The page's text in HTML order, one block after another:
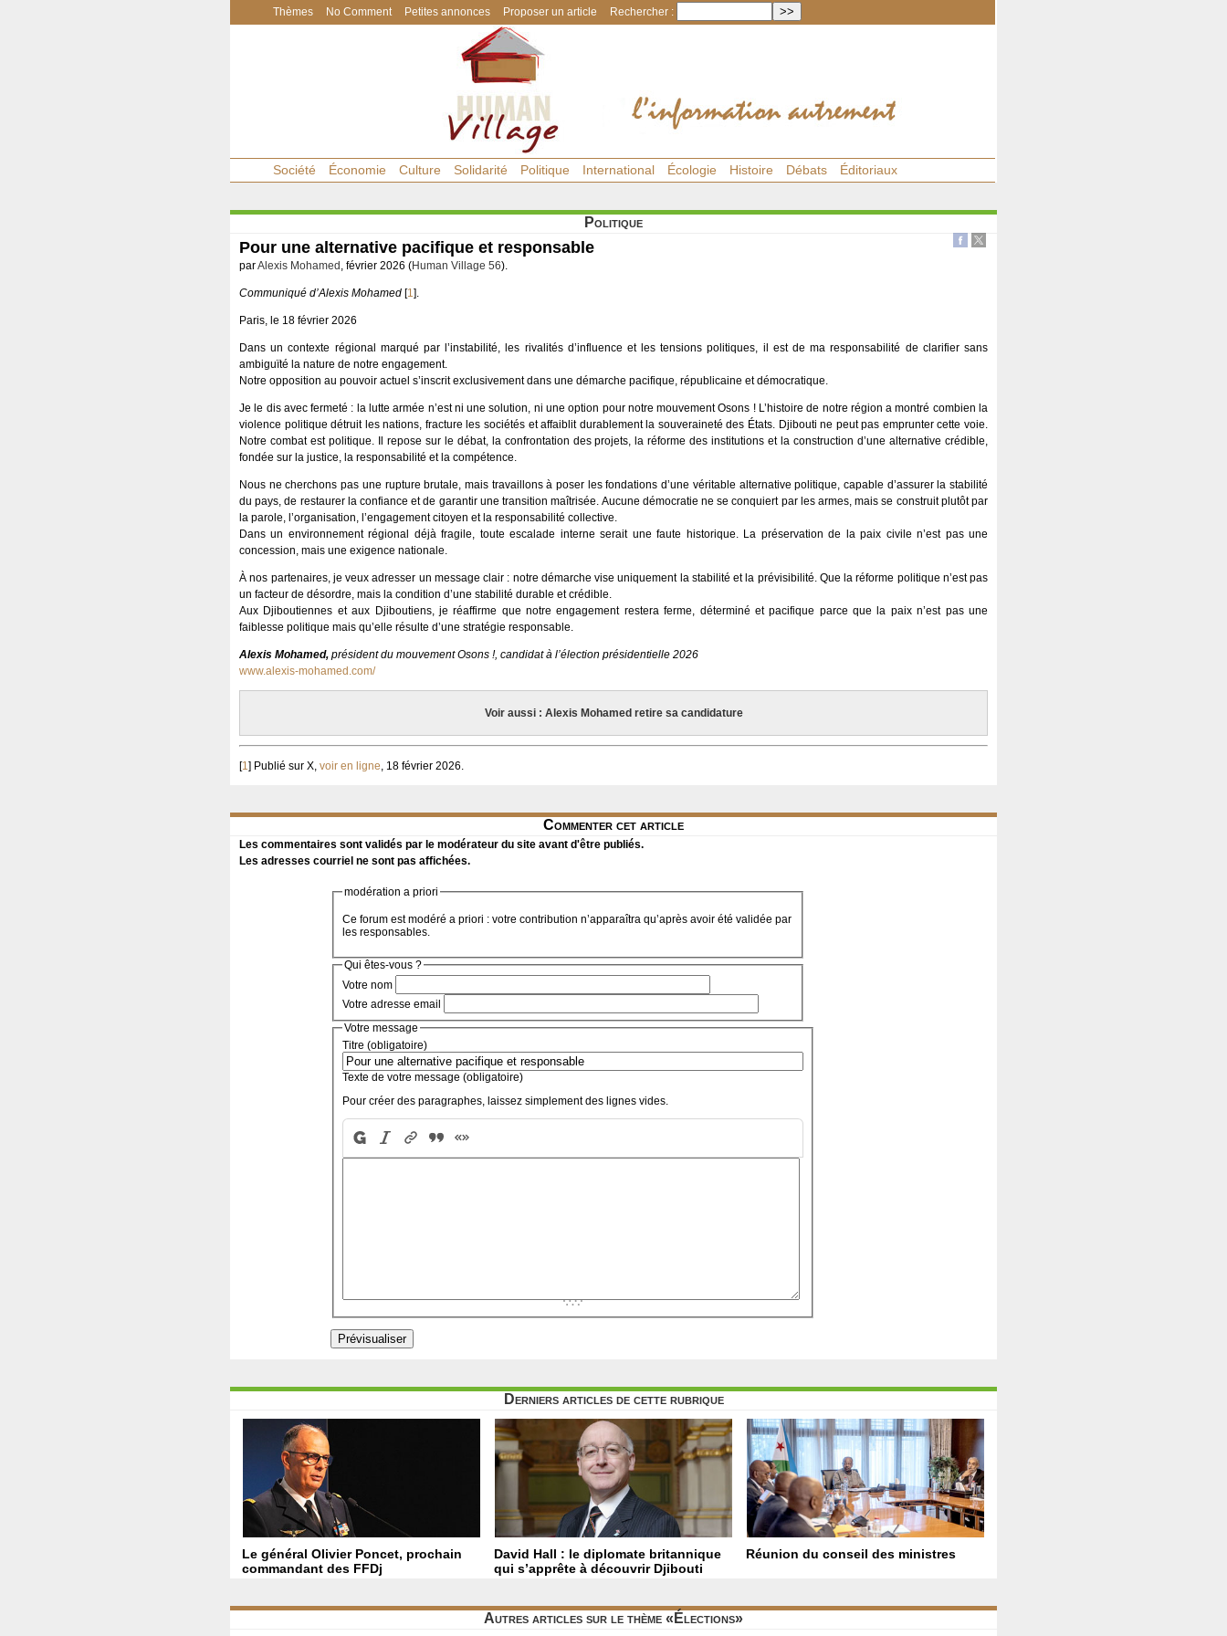
Thèmes No Comment Petites annonces Proposer un article Rechercher :
Société Économie Culture Solidarité Politique International Écologie Histoire Débats Éditoriaux
Politique
Pour une alternative pacifique et responsable
parAlexis Mohamed , février 2026 (Human Village 56).
Communiqué d’Alexis Mohamed [1].
Paris, le 18 février 2026
Dans un contexte régional marqué par l’instabilité, les rivalités d’influence et les tensions politiques, il est de ma responsabilité de clarifier sans
ambiguïté la nature de notre engagement.
Notre opposition au pouvoir actuel s’inscrit exclusivement dans une démarche pacifique, républicaine et démocratique.
Je le dis avec fermeté : la lutte armée n’est ni une solution, ni une option pour notre mouvement Osons ! L’histoire de notre région a montré combien la
violence politique détruit les nations, fracture les sociétés et affaiblit durablement la souveraineté des États. Djibouti ne peut pas emprunter cette voie.
Notre combat est politique. Il repose sur le débat, la confrontation des projets, la réforme des institutions et la construction d’une alternative crédible,
fondée sur la justice, la responsabilité et la compétence.
Nous ne cherchons pas une rupture brutale, mais travaillons à poser les fondations d’une véritable alternative politique, capable d’assurer la stabilité
du pays, de restaurer la confiance et de garantir une transition maîtrisée. Aucune démocratie ne se conquiert par les armes, mais se construit plutôt par
la parole, l’organisation, l’engagement citoyen et la responsabilité collective.
Dans un environnement régional déjà fragile, toute escalade interne serait une faute historique. La préservation de la paix civile n’est pas une
concession, mais une exigence nationale.
À nos partenaires, je veux adresser un message clair : notre démarche vise uniquement la stabilité et la prévisibilité. Que la réforme politique n’est pas
un facteur de désordre, mais la condition d’une stabilité durable et crédible.
Aux Djiboutiennes et aux Djiboutiens, je réaffirme que notre engagement restera ferme, déterminé et pacifique parce que la paix n’est pas une
faiblesse politique mais qu’elle résulte d’une stratégie responsable.
Alexis Mohamed, président du mouvement Osons !, candidat à l’élection présidentielle 2026
www.alexis-mohamed.com/
Voir aussi : Alexis Mohamed retire sa candidature
[1] Publié sur X, voir en ligne, 18 février 2026.
Commenter cet article
Les commentaires sont validés par le modérateur du site avant d'être publiés.
Les adresses courriel ne sont pas affichées.
modération a priori
Ce forum est modéré a priori : votre contribution n’apparaîtra qu’après avoir été validée par
les responsables.
Qui êtes-vous ?
Votre nom
Votre adresse email
Votre message
Titre (obligatoire)
Texte de votre message (obligatoire)
Pour créer des paragraphes, laissez simplement des lignes vides.
Derniers articles de cette rubrique
Le général Olivier Poncet, prochain
commandant des FFDj
David Hall : le diplomate britannique
qui s’apprête à découvrir Djibouti
Réunion du conseil des ministres
Autres articles sur le thème «Élections»